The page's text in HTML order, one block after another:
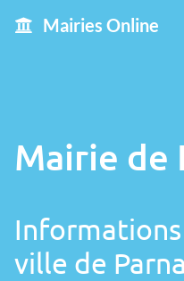
Mairies Online
Mairie de
ville de